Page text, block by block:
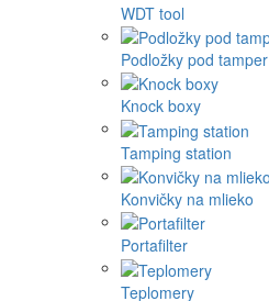
WDT tool
Podložky pod tamper
Knock boxy
Tamping station
Konvičky na mlieko
Portafilter
Teplomery